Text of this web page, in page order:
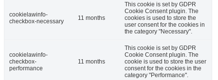
cookielawinfo-
checkbox-necessary
11 months
This cookie is set by GDPR
Cookie Consent plugin. The
cookies is used to store the
user consent for the cookies in
the category "Necessary".
cookielawinfo-
checkbox-
performance
11 months
This cookie is set by GDPR
Cookie Consent plugin. The
cookie is used to store the user
consent for the cookies in the
category "Performance".